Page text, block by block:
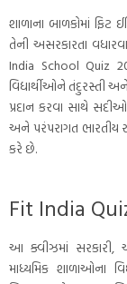
શાળાના બાળકોમાં
તેની અસરકારતા
India School Quiz
વિદ્યાર્થીઓને તંદુરસ્તી અને
પ્રદાન કરવા સાથે
અને પરંપરાગત ભારતીય
કરે છે.
Fit India
આ ક્વીઝમાં સરકારી,
માધ્યમિક શાળાઓના